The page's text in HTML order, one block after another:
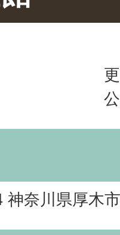
神奈川県厚木